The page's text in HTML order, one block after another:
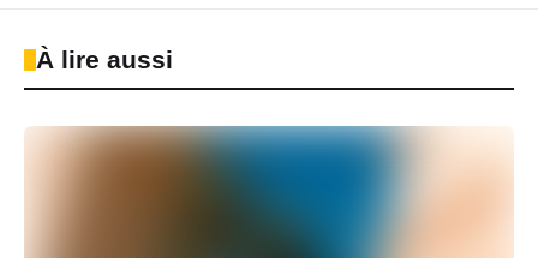
À lire aussi